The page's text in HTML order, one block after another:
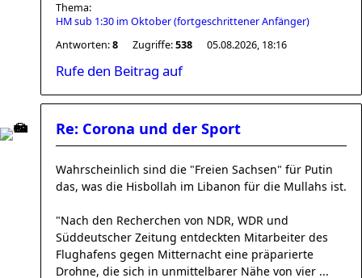
Thema:
HM sub 1:30 im Oktober (fortgeschrittener Anfänger)
Antworten:8 Zugriffe:538 05.08.2026, 18:16
Rufe den Beitrag auf
Re: Corona und der Sport
Wahrscheinlich sind die "Freien Sachsen" für Putin
das, was die Hisbollah im Libanon für die Mullahs ist.
"Nach den Recherchen von NDR, WDR und
Süddeutscher Zeitung entdeckten Mitarbeiter des
Flughafens gegen Mitternacht eine präparierte
Drohne, die sich in unmittelbarer Nähe von vier ...